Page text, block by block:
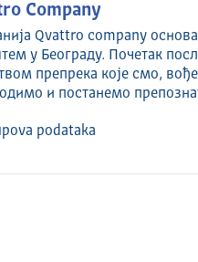
Company
Qvattro company
у Београду. Почетак
препрека које смо,
и постанемо
podataka